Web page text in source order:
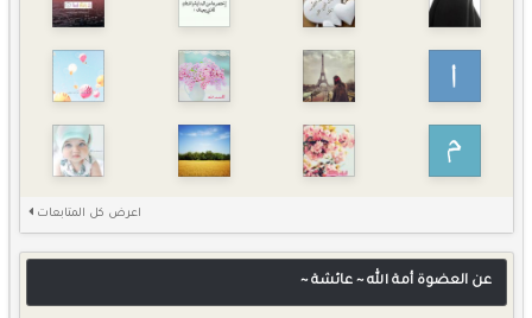
اعرض كل المتابعات
عن العضوة أمة الله ~ عائشة ~